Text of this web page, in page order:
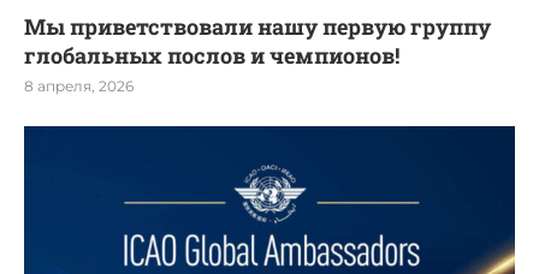
Мы приветствовали нашу первую группу
глобальных послов и чемпионов!
8 апреля, 2026